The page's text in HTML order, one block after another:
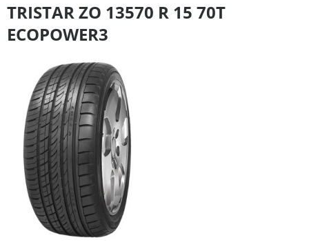
TRISTAR ZO 13570 R 15 70T
ECOPOWER3